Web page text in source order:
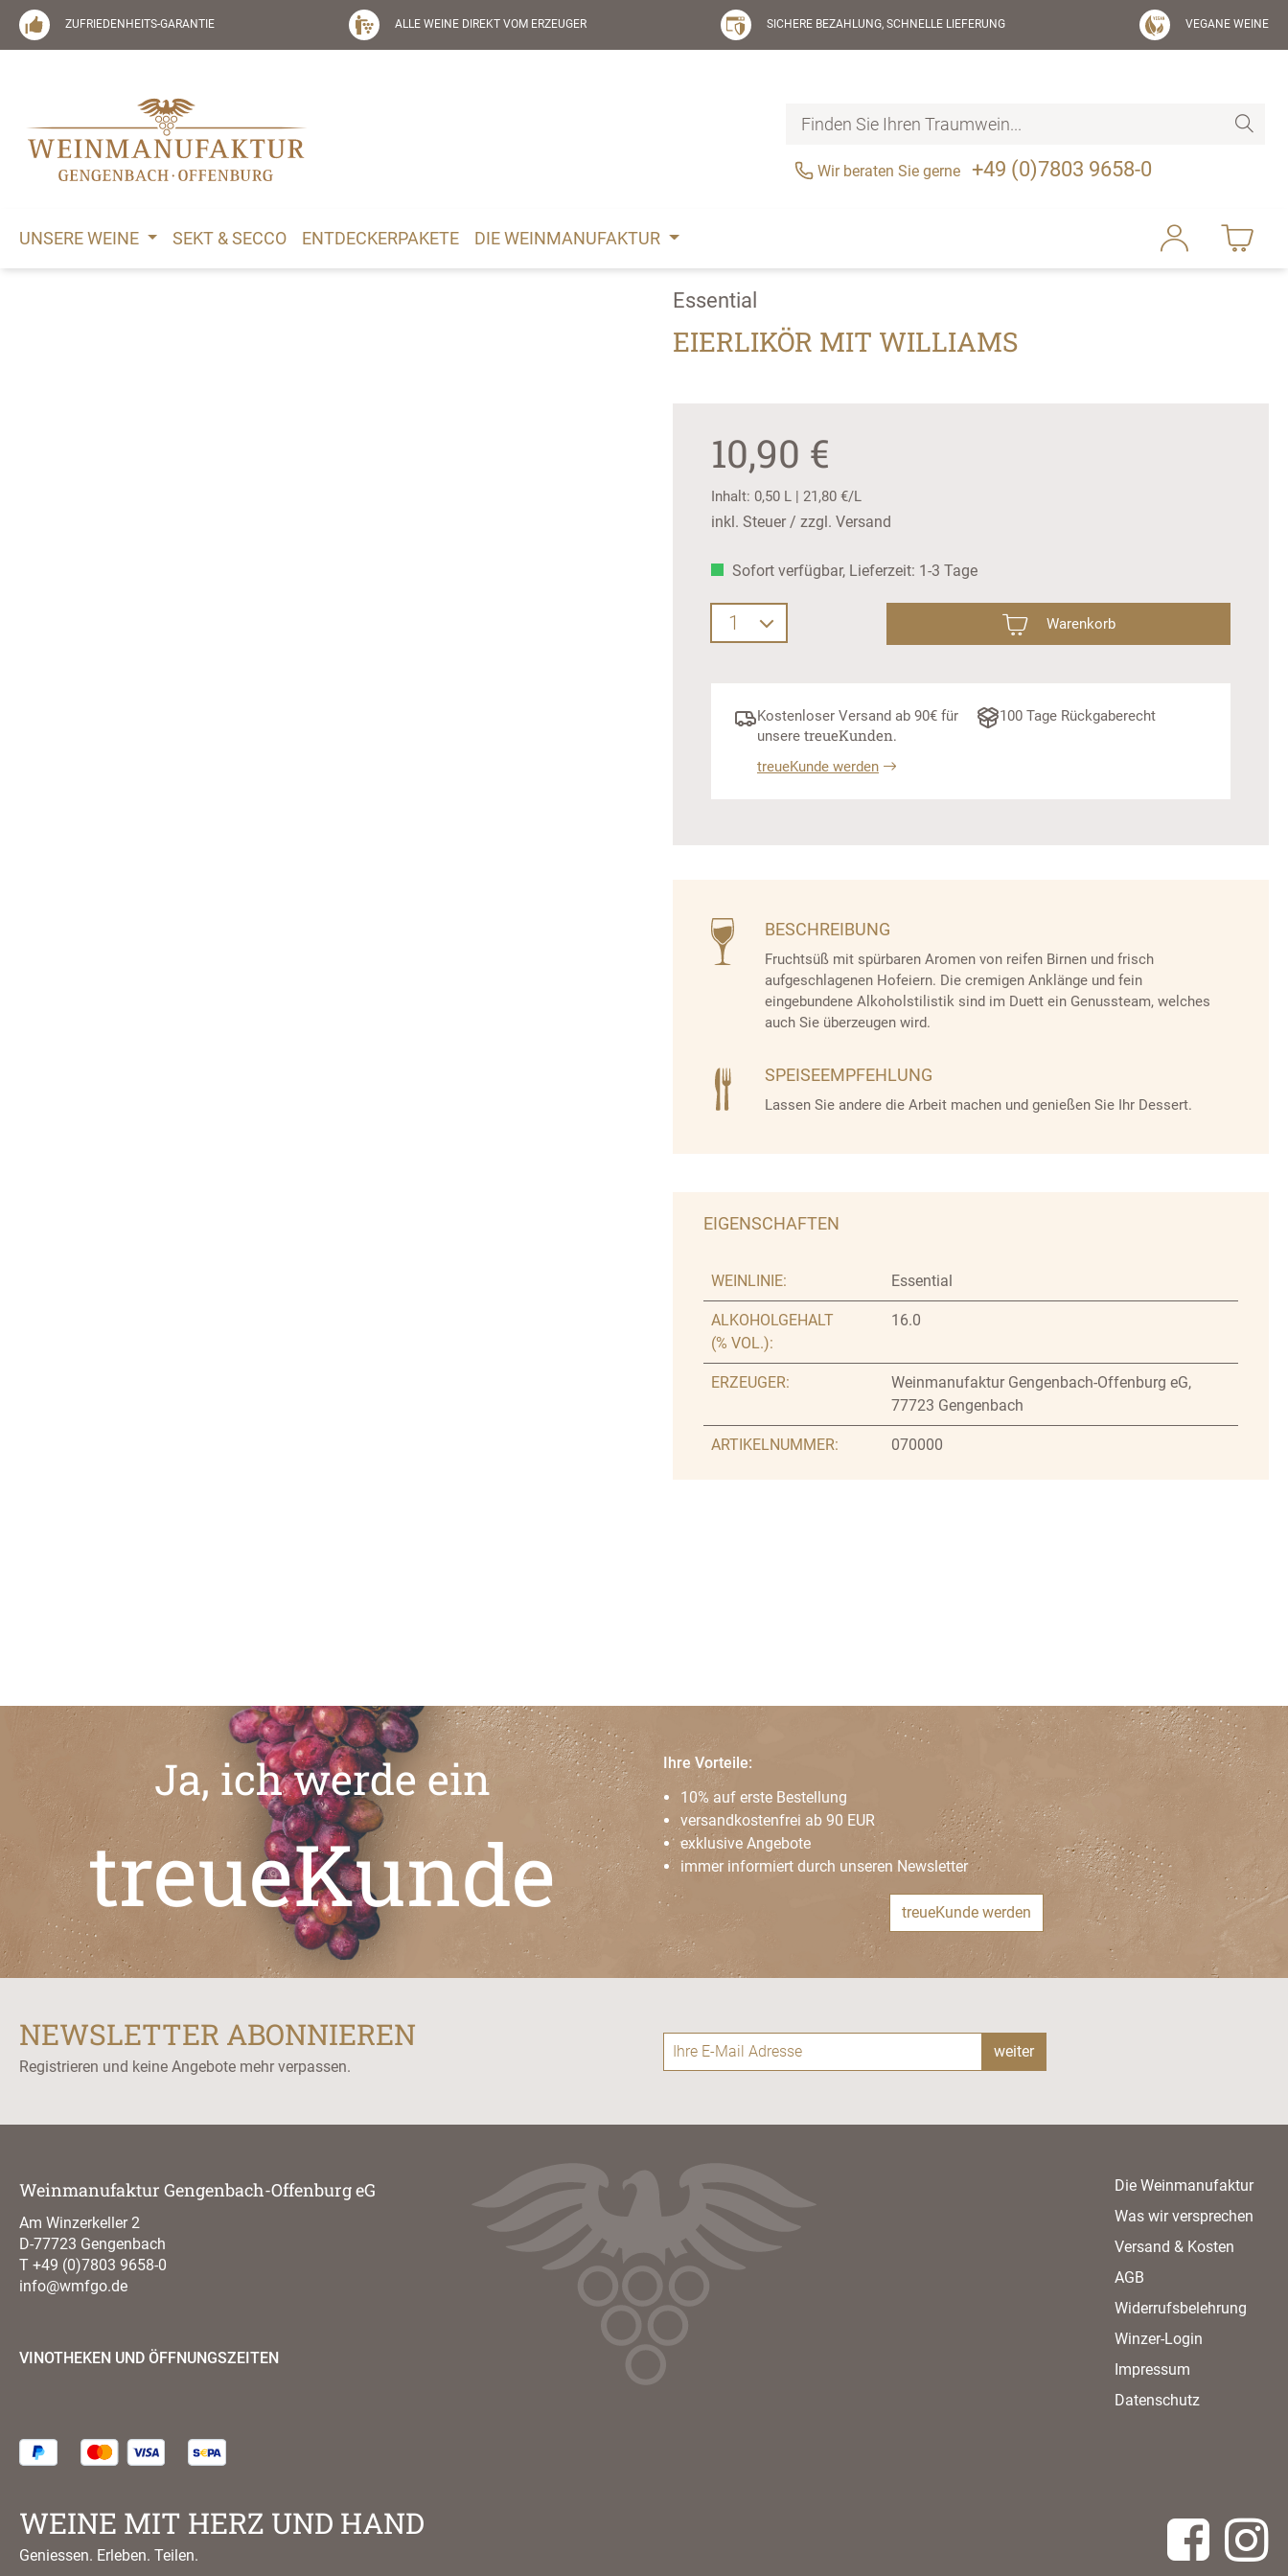
Zur Hauptnavigation springen
ZUFRIEDENHEITS-GARANTIE ALLE WEINE DIREKT VOM ERZEUGER SICHERE BEZAHLUNG, SCHNELLE LIEFERUNG VEGANE WEINE
Wir beraten Sie gerne +49 (0)7803 9658-0
UNSERE WEINE SEKT & SECCO ENTDECKERPAKETE DIE WEINMANUFAKTUR
Essential
EIERLIKÖR MIT WILLIAMS
10,90 €
Inhalt: 0,50 L 21,80 €/L
inkl. Steuer / zzgl. Versand
Sofort verfügbar, Lieferzeit: 1-3 Tage
Produkt Anzahl: Gib den gewünschten Wert ein oder
Warenkorb
Kostenloser Versand ab 90€ für
unsere treue­Kunden.
treueKunde werden
100 Tage Rückgaberecht
BESCHREIBUNG
Fruchtsüß mit spürbaren Aromen von reifen Birnen und frisch
aufgeschlagenen Hofeiern. Die cremigen Anklänge und fein
eingebundene Alkoholstilistik sind im Duett ein Genussteam, welches
auch Sie überzeugen wird.
SPEISEEMPFEHLUNG
Lassen Sie andere die Arbeit machen und genießen Sie Ihr Dessert.
EIGENSCHAFTEN
WEINLINIE: Essential
ALKOHOLGEHALT
(% VOL.):
16.0
ERZEUGER:
Weinmanufaktur Gengenbach-Offenburg eG,
77723 Gengenbach
ARTIKELNUMMER: 070000
Ja, ich werde ein
treueKunde
Ihre Vorteile:
10% auf erste Bestellung
versandkostenfrei ab 90 EUR
exklusive Angebote
immer informiert durch unseren Newsletter
treueKunde werden
NEWSLETTER ABONNIEREN
Registrieren und keine Angebote mehr verpassen.
weiter
Weinmanufaktur Gengenbach-Offenburg eG
Am Winzerkeller 2
D-77723 Gengenbach
T +49 (0)7803 9658-0
info@wmfgo.de
VINOTHEKEN UND ÖFFNUNGSZEITEN
Die Weinmanufaktur
Was wir versprechen
Versand & Kosten
AGB
Widerrufsbelehrung
Winzer-Login
Impressum
Datenschutz
WEINE MIT HERZ UND HAND
Geniessen. Erleben. Teilen.